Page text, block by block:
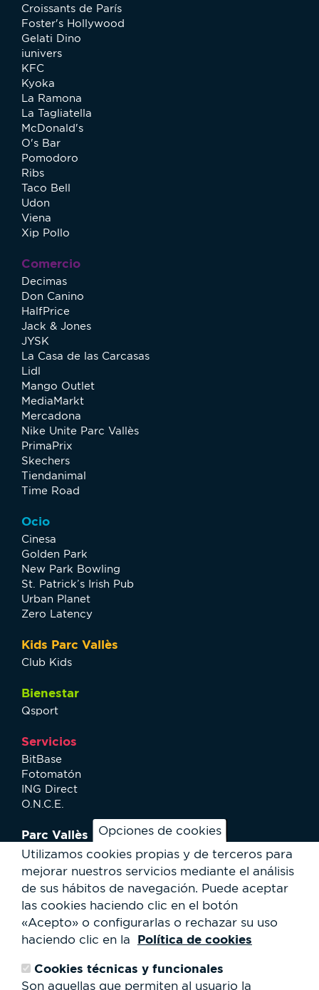
Opciones de cookies
Utilizamos cookies propias y de terceros para
mejorar nuestros servicios mediante el análisis
de sus hábitos de navegación. Puede aceptar
las cookies haciendo clic en el botón
«Acepto» o configurarlas o rechazar su uso
haciendo clic en la
Política de cookies
Cookies técnicas y funcionales
Son aquellas que permiten al usuario la
Croissants de París
Foster's Hollywood
Gelati Dino
iunivers
KFC
Kyoka
La Ramona
La Tagliatella
McDonald's
O's Bar
Pomodoro
Ribs
Taco Bell
Udon
Viena
Xip Pollo
Comercio
Decimas
Don Canino
HalfPrice
Jack & Jones
JYSK
La Casa de las Carcasas
Lidl
Mango Outlet
MediaMarkt
Mercadona
Nike Unite Parc Vallès
PrimaPrix
Skechers
Tiendanimal
Time Road
Ocio
Cinesa
Golden Park
New Park Bowling
St. Patrick’s Irish Pub
Urban Planet
Zero Latency
Kids Parc Vallès
Club Kids
Bienestar
Qsport
Servicios
BitBase
Fotomatón
ING Direct
O.N.C.E.
Parc Vallès
¿Cómo llegar?
Mapa
Actividades
Servicios al usuario
Club Staff
¿Quiénes somos?
Trabaja con nosotros
Cesión de espacios